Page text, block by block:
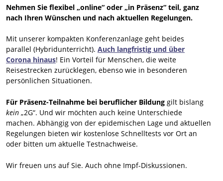
Nehmen Sie flexibel „online“ oder „in Präsenz“ teil, ganz
nach Ihren Wünschen und nach aktuellen Regelungen.
Mit unserer kompakten Konferenzanlage geht beides
parallel (Hybridunterricht). Auch langfristig und über
Corona hinaus! Ein Vorteil für Menschen, die weite
Reisestrecken zurücklegen, ebenso wie in besonderen
persönlichen Situationen.
Für Präsenz-Teilnahme bei beruflicher Bildung gilt bislang
kein „2G“. Und wir möchten auch keine Unterschiede
machen. Abhängig von der epidemischen Lage und aktuellen
Regelungen bieten wir kostenlose Schnelltests vor Ort an
oder bitten um aktuelle Testnachweise.
Wir freuen uns auf Sie. Auch ohne Impf-Diskussionen.